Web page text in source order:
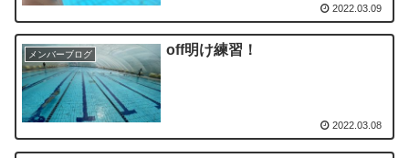
2022.03.09
メンバーブログ off明け練習！
2022.03.08